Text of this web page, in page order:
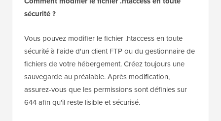
sécurité ?
Vous pouvez modifier le fichier .htaccess en toute
sécurité à l'aide d'un client FTP ou du gestionnaire de
fichiers de votre hébergement. Créez toujours une
sauvegarde au préalable. Après modification,
assurez-vous que les permissions sont définies sur
644 afin qu'il reste lisible et sécurisé.